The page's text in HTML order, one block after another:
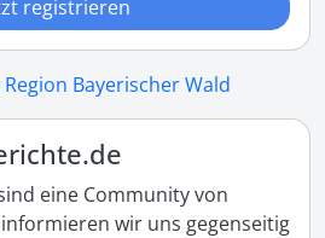
registrieren
Bayerischer Wald
eine Community von
wir uns gegenseitig